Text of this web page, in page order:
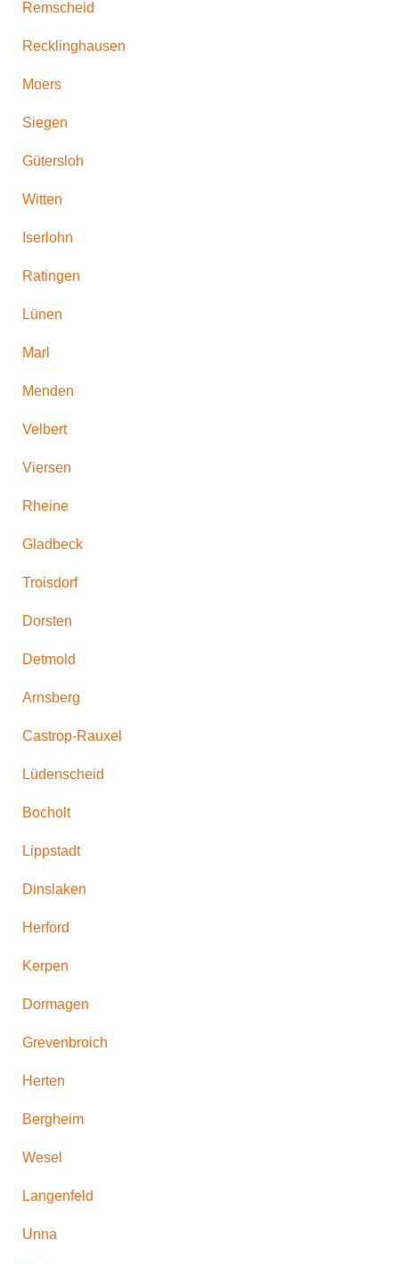
Remscheid
Recklinghausen
Moers
Siegen
Gütersloh
Witten
Iserlohn
Ratingen
Lünen
Marl
Menden
Velbert
Viersen
Rheine
Gladbeck
Troisdorf
Dorsten
Detmold
Arnsberg
Castrop-Rauxel
Lüdenscheid
Bocholt
Lippstadt
Dinslaken
Herford
Kerpen
Dormagen
Grevenbroich
Herten
Bergheim
Wesel
Langenfeld
Unna